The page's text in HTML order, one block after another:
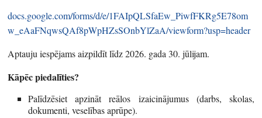
docs.google.com/forms/d/e/1FAIpQLSfaEw_PiwfFKRg5E78om
w_eAaFNqwsQAf8pWpHZsSOnbYlZaA/viewform?usp=header
Aptauju iespējams aizpildīt līdz 2026. gada 30. jūlijam.
Kāpēc piedalīties?
Palīdzēsiet apzināt reālos izaicinājumus (darbs, skolas,
dokumenti, veselības aprūpe).